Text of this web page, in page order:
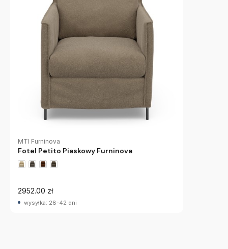
MTI Furninova
Fotel Petito Piaskowy Furninova
2952.00 zł
wysyłka: 28-42 dni